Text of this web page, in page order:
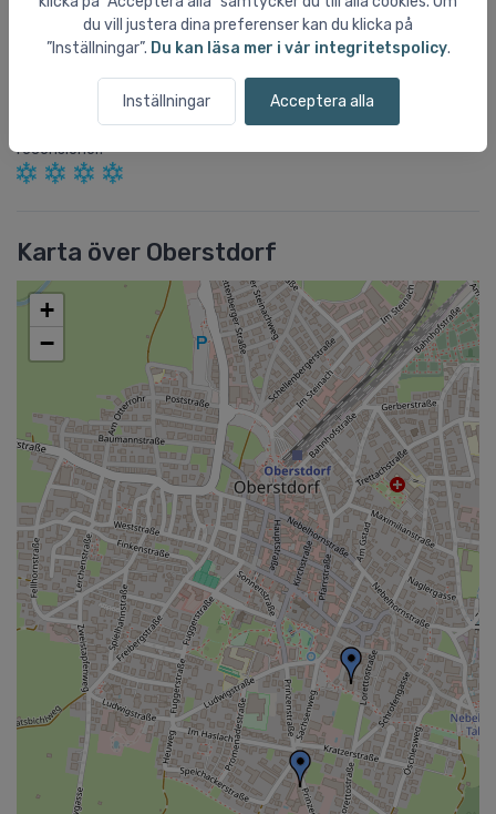
du vill justera dina preferenser kan du klicka på
”Inställningar”. Du kan läsa mer i vår integritetspolicy.
Inställningar Acceptera alla
5,00
Oberstdorfhar en totalpoäng på3,88stjärnor av5.Baserat på
recensioner.
Karta över Oberstdorf
+
−